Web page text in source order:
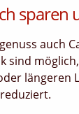
sparen
auch
sind
längeren